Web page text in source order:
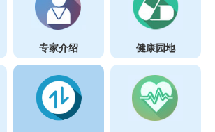
专家介绍 健康园地